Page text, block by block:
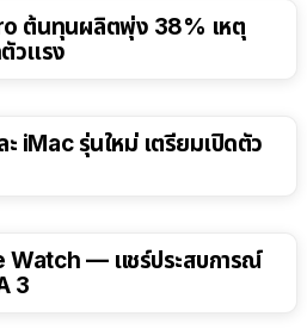
ต้นทุนผลิตพุ่ง 38% เหตุ
วแรง
iMac รุ่นใหม่ เตรียมเปิดตัว
15:01
Watch — แชร์ประสบการณ์
3